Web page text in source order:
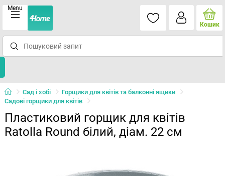
Menu
Кошик
Сад і хобі
Горщики для квітів та балконні ящики
Садові горщики для квітів
Пластиковий горщик для квітів
Ratolla Round білий, діам. 22 см